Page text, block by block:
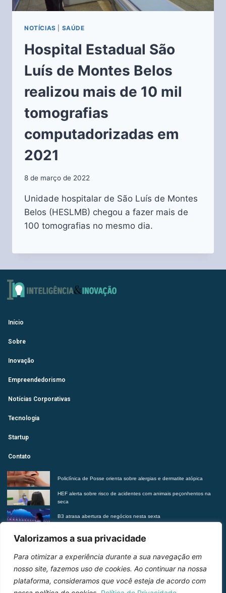
Valorizamos a sua privacidade
Para otimizar a experiência durante a sua navegação em
nosso site, fazemos uso de cookies. Ao continuar na nossa
plataforma, consideramos que você esteja de acordo com
NOTÍCIAS SAÚDE
Hospital Estadual São
Luís de Montes Belos
realizou mais de 10 mil
tomografias
computadorizadas em
2021
8 de março de 2022
Unidade hospitalar de São Luís de Montes
Belos (HESLMB) chegou a fazer mais de
100 tomografias no mesmo dia.
Início
Sobre
Inovação
Empreendedorismo
Notícias Corporativas
Tecnologia
Startup
Contato
Policlínica de Posse orienta sobre alergias e dermatite atópica
HEF alerta sobre risco de acidentes com animais peçonhentos na
seca
B3 atrasa abertura de negócios nesta sexta
2027
Entre em contato